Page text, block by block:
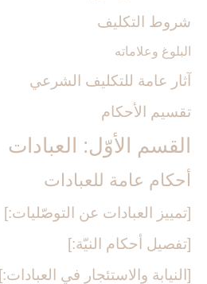
شروط التكليف‏
البلوغ وعلاماته
آثار عامة للتكليف الشرعي‏
تقسيم الأحكام‏
القسم الأوّل: العبادات‏
أحكام عامة للعبادات‏
[تمييز العبادات عن التوصّليات:]
[تفصيل أحكام النيّة:]
[النيابة والاستئجار في العبادات:]